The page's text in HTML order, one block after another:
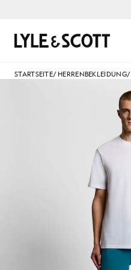
Suchen
STARTSEITE/ HERRENBEKLEIDUNG/